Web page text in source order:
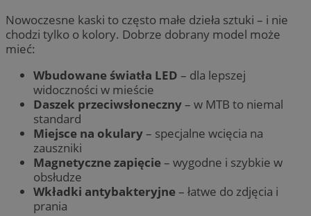
Nowoczesne kaski to często małe dzieła sztuki – i nie
chodzi tylko o kolory. Dobrze dobrany model może
mieć:
Wbudowane światła LED – dla lepszej
widoczności w mieście
Daszek przeciwsłoneczny– w MTB to niemal
standard
Miejsce na okulary– specjalne wcięcia na
zauszniki
Magnetyczne zapięcie– wygodne i szybkie w
obsłudze
Wkładki antybakteryjne– łatwe do zdjęcia i
prania